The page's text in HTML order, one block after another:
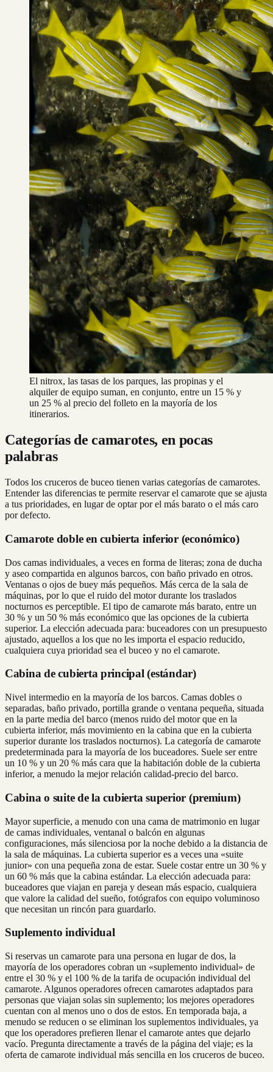
El nitrox, las tasas de los parques, las propinas y el
alquiler de equipo suman, en conjunto, entre un 15 % y
un 25 % al precio del folleto en la mayoría de los
itinerarios.
Categorías de camarotes, en pocas
palabras
Todos los cruceros de buceo tienen varias categorías de camarotes.
Entender las diferencias te permite reservar el camarote que se ajusta
a tus prioridades, en lugar de optar por el más barato o el más caro
por defecto.
Camarote doble en cubierta inferior (económico)
Dos camas individuales, a veces en forma de literas; zona de ducha
y aseo compartida en algunos barcos, con baño privado en otros.
Ventanas o ojos de buey más pequeños. Más cerca de la sala de
máquinas, por lo que el ruido del motor durante los traslados
nocturnos es perceptible. El tipo de camarote más barato, entre un
30 % y un 50 % más económico que las opciones de la cubierta
superior. La elección adecuada para: buceadores con un presupuesto
ajustado, aquellos a los que no les importa el espacio reducido,
cualquiera cuya prioridad sea el buceo y no el camarote.
Cabina de cubierta principal (estándar)
Nivel intermedio en la mayoría de los barcos. Camas dobles o
separadas, baño privado, portilla grande o ventana pequeña, situada
en la parte media del barco (menos ruido del motor que en la
cubierta inferior, más movimiento en la cabina que en la cubierta
superior durante los traslados nocturnos). La categoría de camarote
predeterminada para la mayoría de los buceadores. Suele ser entre
un 10 % y un 20 % más cara que la habitación doble de la cubierta
inferior, a menudo la mejor relación calidad-precio del barco.
Cabina o suite de la cubierta superior (premium)
Mayor superficie, a menudo con una cama de matrimonio en lugar
de camas individuales, ventanal o balcón en algunas
configuraciones, más silenciosa por la noche debido a la distancia de
la sala de máquinas. La cubierta superior es a veces una «suite
junior» con una pequeña zona de estar. Suele costar entre un 30 % y
un 60 % más que la cabina estándar. La elección adecuada para:
buceadores que viajan en pareja y desean más espacio, cualquiera
que valore la calidad del sueño, fotógrafos con equipo voluminoso
que necesitan un rincón para guardarlo.
Suplemento individual
Si reservas un camarote para una persona en lugar de dos, la
mayoría de los operadores cobran un «suplemento individual» de
entre el 30 % y el 100 % de la tarifa de ocupación individual del
camarote. Algunos operadores ofrecen camarotes adaptados para
personas que viajan solas sin suplemento; los mejores operadores
cuentan con al menos uno o dos de estos. En temporada baja, a
menudo se reducen o se eliminan los suplementos individuales, ya
que los operadores prefieren llenar el camarote antes que dejarlo
vacío. Pregunta directamente a través de la página del viaje; es la
oferta de camarote individual más sencilla en los cruceros de buceo.